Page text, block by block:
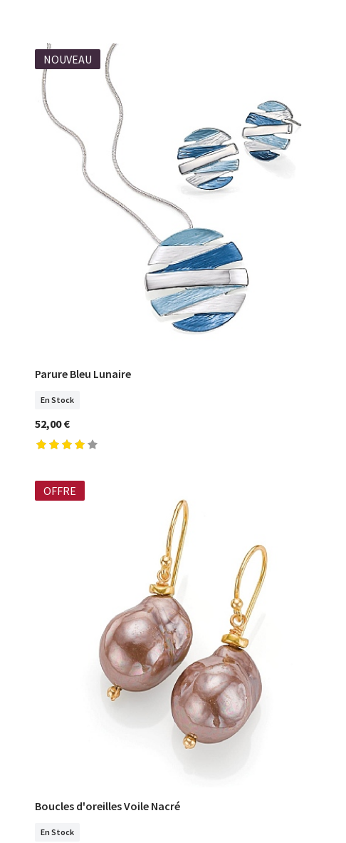
NOUVEAU
Parure Bleu Lunaire
En Stock
52,00 €
OFFRE
COMMANDER
Boucles d'oreilles Voile Nacré
En Stock